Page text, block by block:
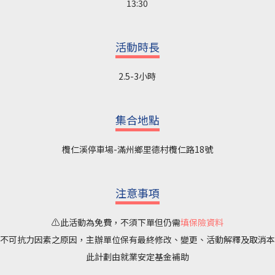
13:30
活動時長
2.5-3小時
集合地點
欖仁溪停車場-滿州鄉里德村欖仁路18號
注意事項
⚠️此活動為免費，不須下單但仍需填保險資料
可抗力因素之原因，主辦單位保有最終修改、變更、活動解釋及取消
此計劃由就業安定基金補助